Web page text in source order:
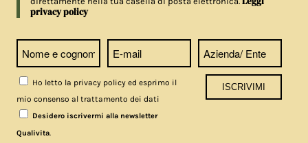
privacy policy
Ho letto la privacy policy ed esprimo il
mio consenso al trattamento dei dati
Desidero iscrivermi alla newsletter
Qualivita.